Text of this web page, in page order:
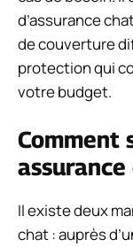
d’assurance
de couverture
protection qui
votre budget.
Comment
Il existe deux
chat : auprès